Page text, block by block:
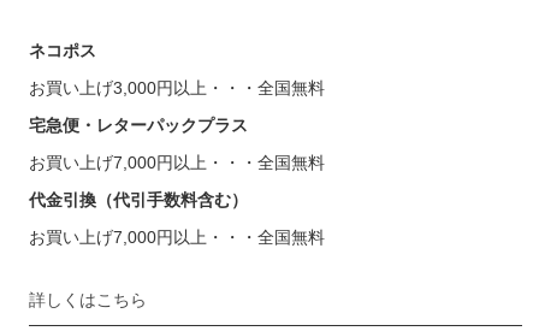
ネコポス
お買い上げ3,000円以上・・・全国無料
宅急便・レターパックプラス
お買い上げ7,000円以上・・・全国無料
代金引換（代引手数料含む）
お買い上げ7,000円以上・・・全国無料
詳しくはこちら